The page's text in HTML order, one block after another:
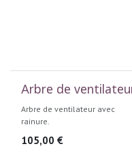
Arbre de
Arbre de ventilateur avec
rainure.
105,00 €